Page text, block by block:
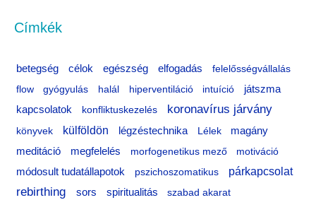
Címkék
betegség célok egészség elfogadás
felelősségvállalás
flow
gyógyulás halál hiperventiláció intuíció
játszma
kapcsolatok
konfliktuskezelés koronavírus járvány
könyvek külföldön légzéstechnika Lélek magány
meditáció megfelelés morfogenetikus mező motiváció
módosult tudatállapotok pszichoszomatikus párkapcsolat
rebirthing sors spiritualitás szabad akarat